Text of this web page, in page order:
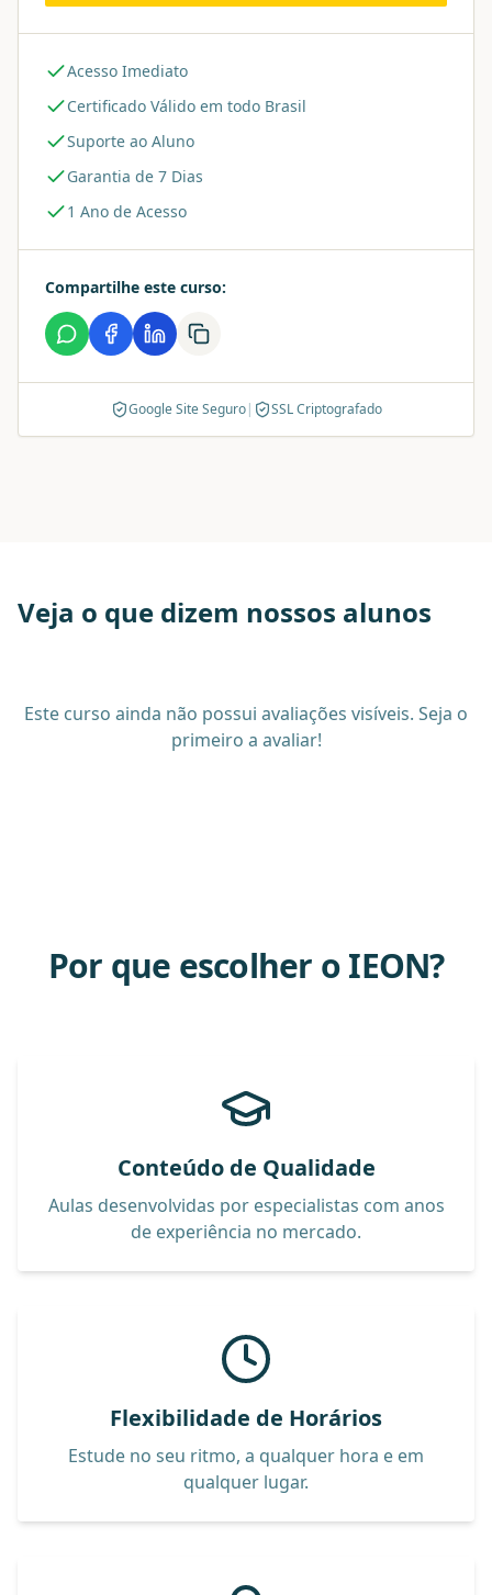
Acesso Imediato
Certificado Válido em todo Brasil
Suporte ao Aluno
Garantia de 7 Dias
1 Ano de Acesso
Compartilhe este curso:
Google Site Seguro| SSL Criptografado
Veja o que dizem nossos alunos
Este curso ainda não possui avaliações visíveis. Seja o
primeiro a avaliar!
Por que escolher o IEON?
Conteúdo de Qualidade
Aulas desenvolvidas por especialistas com anos
de experiência no mercado.
Flexibilidade de Horários
Estude no seu ritmo, a qualquer hora e em
qualquer lugar.